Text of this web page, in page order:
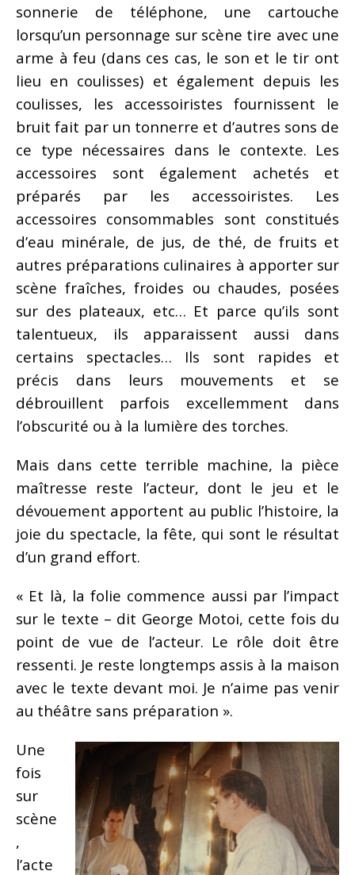
sonnerie de téléphone, une cartouche
lorsqu’un personnage sur scène tire avec une
arme à feu (dans ces cas, le son et le tir ont
lieu en coulisses) et également depuis les
coulisses, les accessoiristes fournissent le
bruit fait par un tonnerre et d’autres sons de
ce type nécessaires dans le contexte. Les
accessoires sont également achetés et
préparés par les accessoiristes. Les
accessoires consommables sont constitués
d’eau minérale, de jus, de thé, de fruits et
autres préparations culinaires à apporter sur
scène fraîches, froides ou chaudes, posées
sur des plateaux, etc… Et parce qu’ils sont
talentueux, ils apparaissent aussi dans
certains spectacles… Ils sont rapides et
précis dans leurs mouvements et se
débrouillent parfois excellemment dans
l’obscurité ou à la lumière des torches.
Mais dans cette terrible machine, la pièce
maîtresse reste l’acteur, dont le jeu et le
dévouement apportent au public l’histoire, la
joie du spectacle, la fête, qui sont le résultat
d’un grand effort.
« Et là, la folie commence aussi par l’impact
sur le texte – dit George Motoi, cette fois du
point de vue de l’acteur. Le rôle doit être
ressenti. Je reste longtemps assis à la maison
avec le texte devant moi. Je n’aime pas venir
au théâtre sans préparation ».
Une
fois
sur
scène
,
l’acte